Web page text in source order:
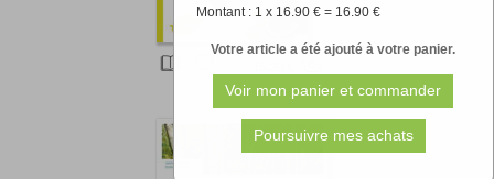
Montant : 1 x 16.90 € = 16.90 €
Votre article a été ajouté à votre panier.